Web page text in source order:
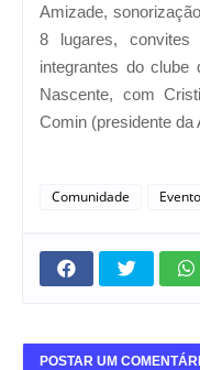
Amizade,
8 lugares,
integrantes do
Nascente, com
Comin (presidente da
Comunidade
POSTAR UM